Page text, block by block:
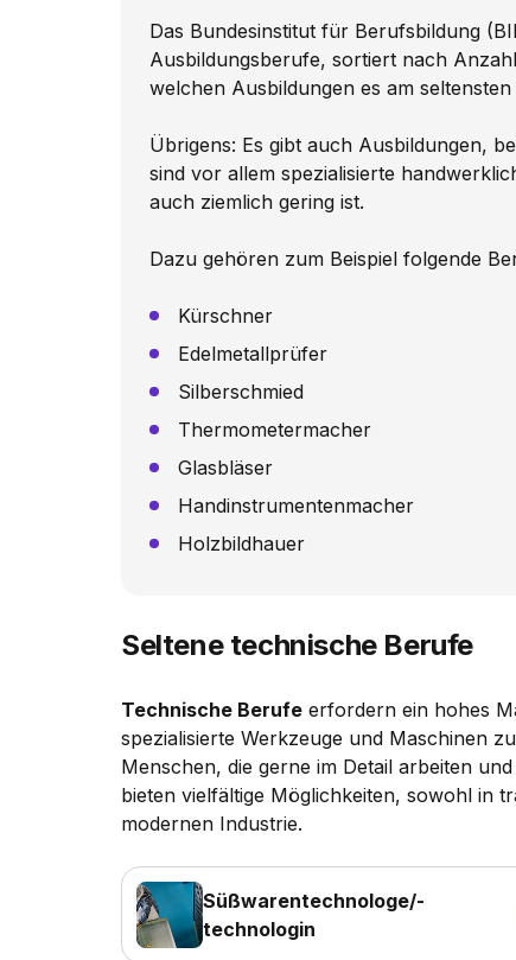
Das Bundesinstitut für Berufsbildung
Ausbildungsberufe, sortiert nach
welchen Ausbildungen es am
Übrigens: Es gibt auch Ausbildungen,
sind vor allem spezialisierte
auch ziemlich gering ist.
Dazu gehören zum Beispiel folgende
Kürschner
Edelmetallprüfer
Silberschmied
Thermometermacher
Glasbläser
Handinstrumentenmacher
Holzbildhauer
Seltene technische Berufe
Technische Berufe erfordern ein hohes
spezialisierte Werkzeuge und Maschinen
Menschen, die gerne im Detail arbeiten
bieten vielfältige Möglichkeiten, sowohl in
modernen Industrie.
Süßwarentechnologe/-
technologin